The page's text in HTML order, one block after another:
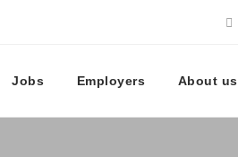
Jobs Employers About us